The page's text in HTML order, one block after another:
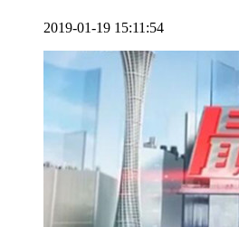
2019-01-19 15:11:54